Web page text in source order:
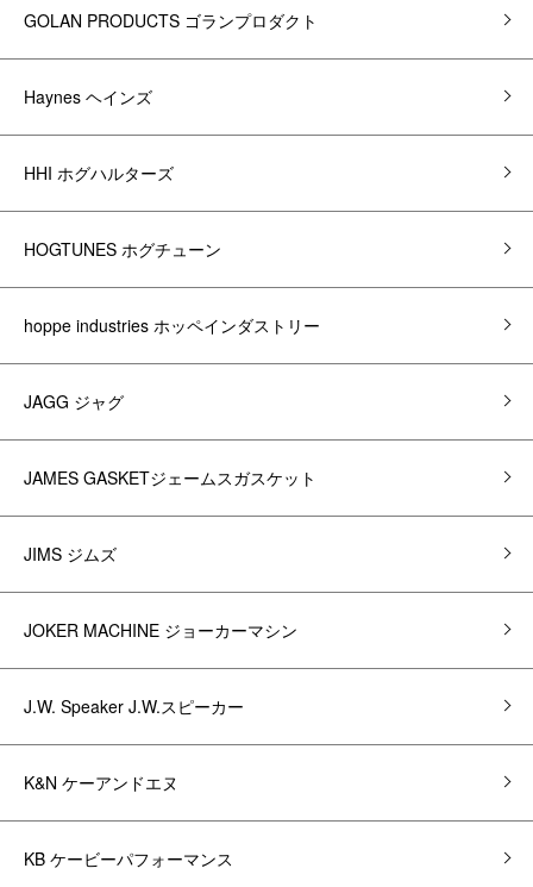
GOLAN PRODUCTS ゴランプロダクト
Haynes ヘインズ
HHI ホグハルターズ
HOGTUNES ホグチューン
hoppe industries ホッペインダストリー
JAGG ジャグ
JAMES GASKETジェームスガスケット
JIMS ジムズ
JOKER MACHINE ジョーカーマシン
J.W. Speaker J.W.スピーカー
K&N ケーアンドエヌ
KB ケービーパフォーマンス